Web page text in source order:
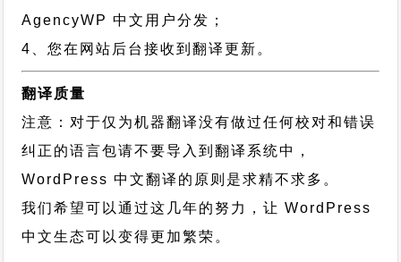
AgencyWP 中文用户分发；
4、您在网站后台接收到翻译更新。
翻译质量
注意：对于仅为机器翻译没有做过任何校对和错误
纠正的语言包请不要导入到翻译系统中，
WordPress 中文翻译的原则 是求精不求多。
我们希望可以通过这几年的努力，让 WordPress
中文生态可以变得更加繁荣。